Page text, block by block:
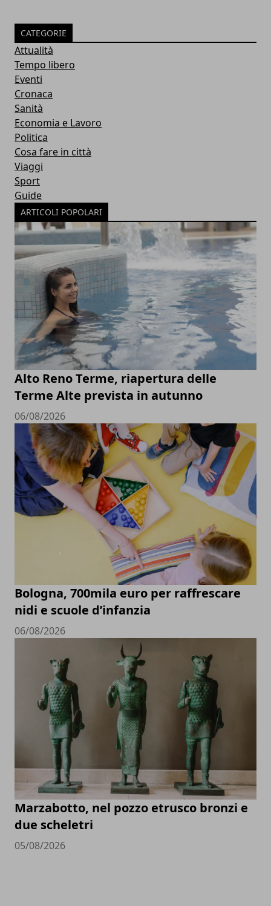
CATEGORIE
Attualità
Tempo libero
Eventi
Cronaca
Sanità
Economia e Lavoro
Politica
Cosa fare in città
Viaggi
Sport
Guide
ARTICOLI POPOLARI
Alto Reno Terme, riapertura delle
Terme Alte prevista in autunno
06/08/2026
Bologna, 700mila euro per raffrescare
nidi e scuole d’infanzia
06/08/2026
Marzabotto, nel pozzo etrusco bronzi e
due scheletri
05/08/2026